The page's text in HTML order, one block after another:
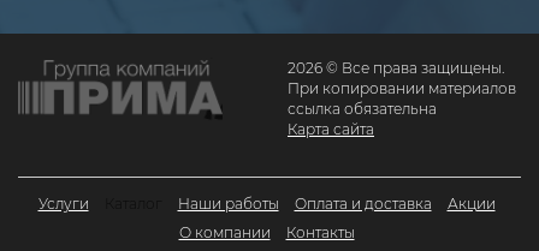
2026 © Все права защищены.
При копировании материалов
ссылка обязательна
Карта сайта
Услуги Наши работы Оплата и доставка
Акции
О компании
Контакты